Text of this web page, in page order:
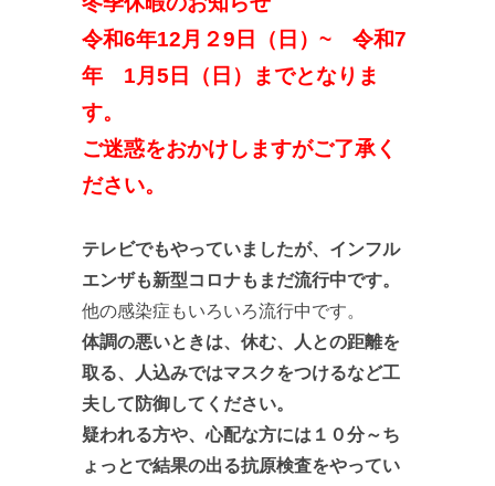
令和6年12月２9日（日）~ 令和7
年 1月5日（日）までとなりま
す。
ご迷惑をおかけしますがご了承く
ださい。
テレビでもやっていましたが、インフル
エンザも新型コロナもまだ流行中です。
他の感染症もいろいろ流行中です。
体調の悪いときは、休む、人との距離を
取る、人込みではマスクをつけるなど工
夫して防御してください。
疑われる方や、心配な方には１０分～ち
ょっとで結果の出る抗原検査をやってい